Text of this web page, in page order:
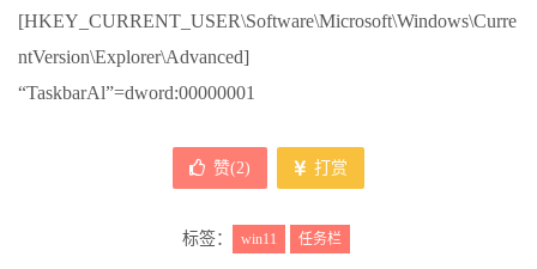
[HKEY_CURRENT_USER\Software\Microsoft\Windows\Curre
ntVersion\Explorer\Advanced]
“TaskbarAl”=dword:00000001
赞(2) 打赏
标签： win11 任务栏